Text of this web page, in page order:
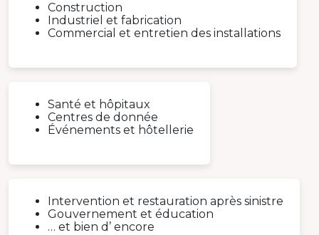
Construction
Industriel et fabrication
Commercial et entretien des installations
Santé et hôpitaux
Centres de donnée
Événements et hôtellerie
Intervention et restauration après sinistre
Gouvernement et éducation
… et bien d’ encore